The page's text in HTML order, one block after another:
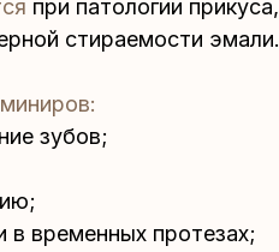
при патологии прикуса,
стираемости эмали.
зубов;
в временных протезах;